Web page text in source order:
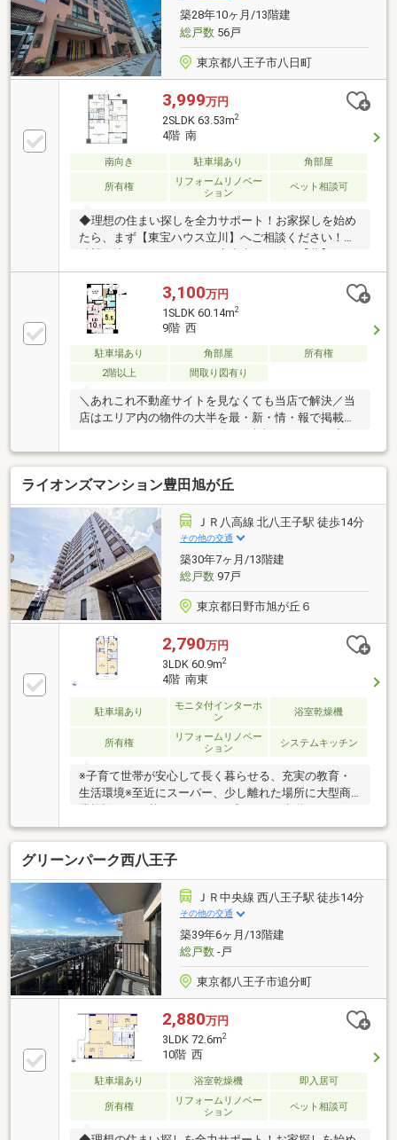
築28年10ヶ月/13階建
総戸数56戸
東京都八王子市八日町
3,999万円
2SLDK 63.53m2
4階 南
南向き 駐車場あり 角部屋
所有権
リフォームリノベー
ション
ペット相談可
◆理想の住まい探しを全力サポート！お家探しを始め
たら、まず【東宝ハウス立川】へご相談ください！ご
希望が決まっていなくても大丈夫。まずは【夢】や
【理想】をお聞かせください。お客様に【安心・安
全・楽しい】と感じていただけるよう全力でサポート
します！◆お客様が本当に「知りたいこと」を正直に
お伝えします！物件の良い点・注意点を正直にご説
明、融資可能額や返済計画も明確にご案内。将来のロ
ーン残債を見える化し、金利上昇を考慮したライフプ
ランをご提案。理想の暮らしを叶える住まいをご紹介
ク、【042-524-8898】までお気軽にご連絡ください！
3,100万円
1SLDK 60.14m2
9階 西
駐車場あり 角部屋
所有権
2階以上
間取り図有り
＼あれこれ不動産サイトを見なくても当店で解決／当
店はエリア内の物件の大半を最・新・情・報で掲載！
子様の足でもラクラクの距離！小学校まで徒歩約９分
です♪◆エコス大横店まで徒歩２分・・・２４時間営
業のスーパーです。生活スタイルに合わせてお買い物
可能です。◆セブンイレブン八王子八日町５丁目店ま
で徒歩２分◆八王子市夢美術館まで徒歩２分
ライオンズマンション豊田旭が丘
ＪＲ八高線 北八王子駅 徒歩14分
その他の交通
築30年7ヶ月/13階建
総戸数97戸
東京都日野市旭が丘６
2,790万円
3LDK 60.9m2
4階 南東
駐車場あり
モニタ付インターホ
ン
浴室乾燥機
所有権
リフォームリノベー
ション
システムキッチン
※子育て世帯が安心して長く暮らせる、充実の教育・
生活環境※至近にスーパー、少し離れた場所に大型商
環境・優しい街づくりです※令和8年9月下旬完了予
定、水回りも含めた新規フルリノベーション！リフォ
ーム状態は随時お伝えします！※購入後の売主様によ
るサービス保証付きです◆東宝ハウスクオリティで
「買う先もずっと安心」１）正直な情報：注意点も包
み隠さずお伝えします。２）未来設計：「未来カレン
ダー」で最適なローンをシミュレーション。３）生涯
サポート：「東宝ハウスNEXT」が購入後もずっと伴
走します。
グリーンパーク西八王子
ＪＲ中央線 西八王子駅 徒歩14分
その他の交通
築39年6ヶ月/13階建
総戸数-戸
東京都八王子市追分町
2,880万円
3LDK 72.6m2
10階 西
駐車場あり 浴室乾燥機 即入居可
所有権
リフォームリノベー
ション
ペット相談可